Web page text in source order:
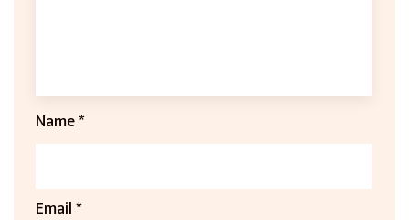
Name*
Email*